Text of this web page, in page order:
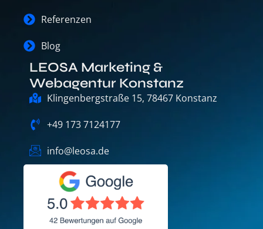
Referenzen
Blog
LEOSA Marketing &
Webagentur Konstanz
Klingenbergstraße 15, 78467 Konstanz
+49 173 7124177
info@leosa.de